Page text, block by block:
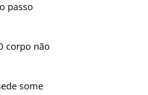
passo
corpo não
some